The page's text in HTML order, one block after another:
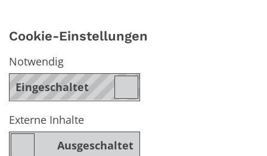
Cookie-Einstellungen
Notwendig
Externe Inhalte